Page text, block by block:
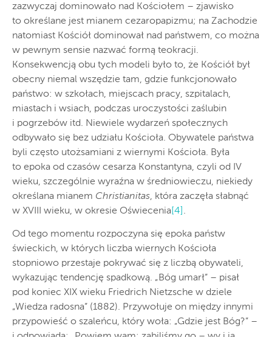
zazwyczaj dominowało nad Kościołem – zjawisko
to określane jest mianem cezaropapizmu; na Zachodzie
natomiast Kościół dominował nad państwem, co można
w pewnym sensie nazwać formą teokracji.
Konsekwencją obu tych modeli było to, że Kościół był
obecny niemal wszędzie tam, gdzie funkcjonowało
państwo: w szkołach, miejscach pracy, szpitalach,
miastach i wsiach, podczas uroczystości zaślubin
i pogrzebów itd. Niewiele wydarzeń społecznych
odbywało się bez udziału Kościoła. Obywatele państwa
byli często utożsamiani z wiernymi Kościoła. Była
to epoka od czasów cesarza Konstantyna, czyli od IV
wieku, szczególnie wyraźna w średniowieczu, niekiedy
określana mianem Christianitas, która zaczęła słabnąć
w XVIII wieku, w okresie Oświecenia [4] .
Od tego momentu rozpoczyna się epoka państw
świeckich, w których liczba wiernych Kościoła
stopniowo przestaje pokrywać się z liczbą obywateli,
wykazując tendencję spadkową. „Bóg umarł” – pisał
pod koniec XIX wieku Friedrich Nietzsche w dziele
„Wiedza radosna” (1882). Przywołuje on między innymi
przypowieść o szaleńcu, który woła: „Gdzie jest Bóg?” –